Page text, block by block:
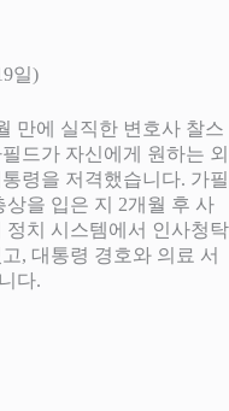
일)
만에 실직한 변호사 찰스
드가 자신에게 원하는 외
령을 저격했습니다. 가필
을 입은 지 2개월 후 사
정치 시스템에서 인사청탁
, 대통령 경호와 의료 서
다.